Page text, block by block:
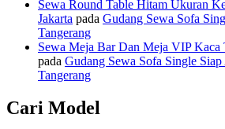
Sewa Round Table Hitam Ukuran
Jakarta pada Gudang Sewa Sofa
Tangerang
Sewa Meja Bar Dan Meja VIP Kaca
pada Gudang Sewa Sofa Single
Tangerang
Cari Model